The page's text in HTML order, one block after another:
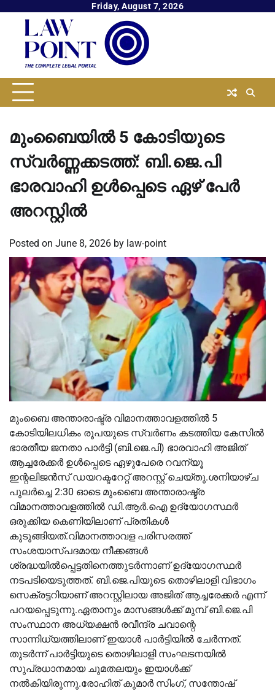
content
Friday, August 7, 2026
മുംബൈയില്‍ 5 കോടിയുടെ
സ്വര്‍ണ്ണക്കടത്ത്: ബി.ജെ.പി
ഭാരവാഹി ഉള്‍പ്പെടെ ഏഴ് പേര്‍
അറസ്റ്റില്‍
Posted on June 8, 2026 by law-point
മുംബൈ അന്താരാഷ്ട്ര വിമാനത്താവളത്തില്‍ 5
കോടിയിലധികം രൂപയുടെ സ്വര്‍ണം കടത്തിയ കേസില്‍
ഭാരതീയ ജനതാ പാര്‍ട്ടി (ബി.ജെ.പി) ഭാരവാഹി അജിത്
ആച്ചരേക്കര്‍ ഉള്‍പ്പെടെ ഏഴുപേരെ റവന്യൂ
ഇന്റലിജന്‍സ് ഡയറക്ടറേറ്റ് അറസ്റ്റ് ചെയ്തു.ശനിയാഴ്ച
പുലര്‍ച്ചെ 2:30 ഓടെ മുംബൈ അന്താരാഷ്ട്ര
വിമാനത്താവളത്തില്‍ ഡി.ആര്‍.ഐ ഉദ്യോഗസ്ഥര്‍
ഒരുക്കിയ കെണിയിലാണ് പ്രതികള്‍
കുടുങ്ങിയത്.വിമാനത്താവള പരിസരത്ത്
സംശയാസ്പദമായ നീക്കങ്ങള്‍
ശ്രദ്ധയില്‍പ്പെട്ടതിനെത്തുടര്‍ന്നാണ് ഉദ്യോഗസ്ഥര്‍
നടപടിയെടുത്തത്. ബി.ജെ.പിയുടെ തൊഴിലാളി വിഭാഗം
സെക്രട്ടറിയാണ് അറസ്റ്റിലായ അജിത് ആച്ചരേക്കര്‍ എന്ന്
പറയപ്പെടുന്നു.ഏതാനും മാസങ്ങള്‍ക്ക് മുമ്പ് ബി.ജെ.പി
സംസ്ഥാന അധ്യക്ഷന്‍ രവീന്ദ്ര ചവാന്റെ
സാന്നിധ്യത്തിലാണ് ഇയാള്‍ പാര്‍ട്ടിയില്‍ ചേര്‍ന്നത്.
തുടര്‍ന്ന് പാര്‍ട്ടിയുടെ തൊഴിലാളി സംഘടനയില്‍
സുപ്രധാനമായ ചുമതലയും ഇയാള്‍ക്ക്
നല്‍കിയിരുന്നു.രോഹിത് കുമാര്‍ സിംഗ്, സന്തോഷ്